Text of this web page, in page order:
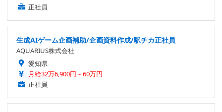
正社員
生成AIゲーム企画補助/企画資料作成/駅チカ正社員
AQUARIUS株式会社
愛知県
月給32万6,900円～60万円
正社員